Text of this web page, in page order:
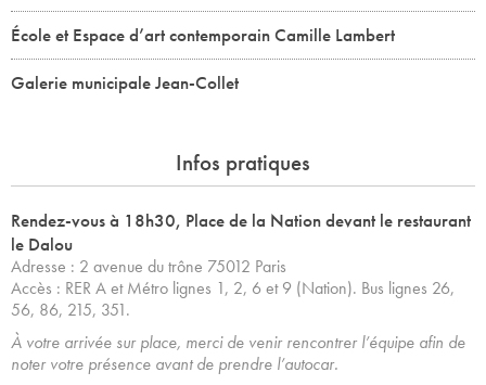
École et Espace d’art contemporain Camille Lambert
Galerie municipale Jean-Collet
Infos pratiques
Rendez-vous à 18h30, Place de la Nation devant le restaurant
le Dalou
Adresse : 2 avenue du trône 75012 Paris
Accès : RER A et Métro lignes 1, 2, 6 et 9 (Nation). Bus lignes 26,
56, 86, 215, 351.
À votre arrivée sur place, merci de venir rencontrer l’équipe afin de
noter votre présence avant de prendre l’autocar.